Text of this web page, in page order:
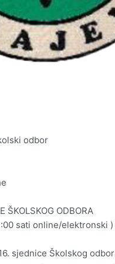
odbor
ŠKOLSKOG ODBORA
sati online/elektronski )
sjednice Školskog